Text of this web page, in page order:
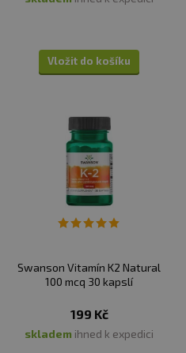
Vložit do košíku
Swanson Vitamín K2 Natural
100 mcq 30 kapslí
199 Kč
skladem ihned k expedici